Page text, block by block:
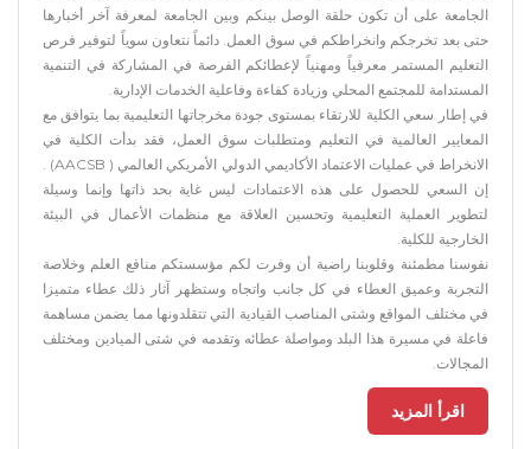
الجامعة على أن تكون حلقة الوصل بينكم وبين الجامعة لمعرفة آخر أخبارها
حتى بعد تخرجكم وانخراطكم في سوق العمل. دائماً نتعاون سوياً لتوفير فرص
التعليم المستمر معرفياً ومهنياً لإعطائكم الفرصة في المشاركة في التنمية
المستدامة للمجتمع المحلي وزيادة كفاءة وفاعلية الخدمات الإدارية.
في إطار سعي الكلية للارتقاء بمستوى جودة مخرجاتها التعليمية بما يتوافق مع
المعايير العالمية في التعليم ومتطلبات سوق العمل، فقد بدأت الكلية في
الانخراط في عمليات الاعتماد الأكاديمي الدولي الأمريكي العالمي ( AACSB) .
إن السعي للحصول على هذه الاعتمادات ليس غاية بحد ذاتها وإنما وسيلة
لتطوير العملية التعليمية وتحسين العلاقة مع منظمات الأعمال في البيئة
الخارجية للكلية.
نفوسنا مطمئنة وقلوبنا راضية أن وفرت لكم مؤسستكم منافع العلم وخلاصة
التجربة وعميق العطاء في كل جانب واتجاه وستظهر آثار ذلك عطاء متميزا
في مختلف المواقع وشتى المناصب القيادية التي تتقلدونها مما يضمن مساهمة
فاعلة في مسيرة هذا البلد ومواصلة عطائه وتقدمه في شتى الميادين ومختلف
المجالات.
اقرأ المزيد